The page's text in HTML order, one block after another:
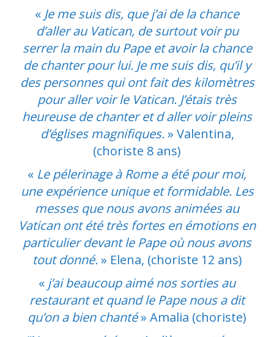
« Je me suis dis, que j’ai de la chance
d’aller au Vatican, de surtout voir pu
serrer la main du Pape et avoir la chance
de chanter pour lui. Je me suis dis, qu’il y
des personnes qui ont fait des kilomètres
pour aller voir le Vatican. J’étais très
heureuse de chanter et d aller voir pleins
d’églises magnifiques. » Valentina,
(choriste 8 ans)
« Le pélerinage à Rome a été pour moi,
une expérience unique et formidable. Les
messes que nous avons animées au
Vatican ont été très fortes en émotions en
particulier devant le Pape où nous avons
tout donné. » Elena, (choriste 12 ans)
« j’ai beaucoup aimé nos sorties au
restaurant et quand le Pape nous a dit
qu’on a bien chanté» Amalia (choriste)